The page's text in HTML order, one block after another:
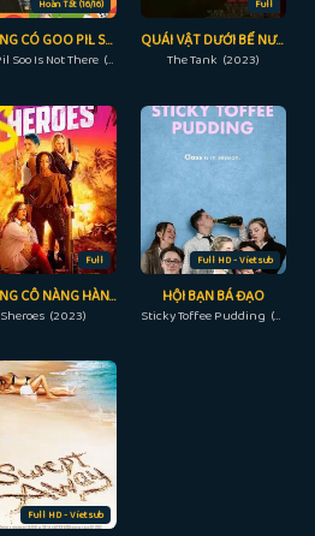
Hoàn Tất (16/16)
KHÔNG CÓ GOO PIL SOO
Goo Pil Soo Is Not There (2022)
Full
QUÁI VẬT DƯỚI BỂ NƯỚC
The Tank (2023)
Full
NHỮNG CÔ NÀNG HÀNH ĐỘNG
Sheroes (2023)
Full HD - Vietsub
HỘI BẠN BÁ ĐẠO
Sticky Toffee Pudding (2020)
Full HD - Vietsub